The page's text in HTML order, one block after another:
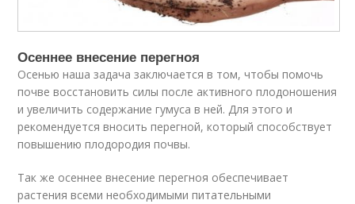
Осеннее внесение перегноя
Осенью наша задача заключается в том, чтобы помочь
почве восстановить силы после активного плодоношения
и увеличить содержание гумуса в ней. Для этого и
рекомендуется вносить перегной, который способствует
повышению плодородия почвы.
Так же осеннее внесение перегноя обеспечивает
растения всеми необходимыми питательными